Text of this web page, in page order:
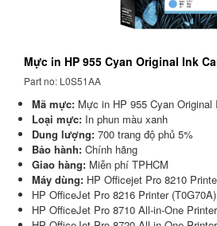
Mực in HP 955 Cyan Original Ink
Part no: L0S51AA
Mã mực: Mực in HP 955 Cyan Original
Loại mực: In phun màu xanh
Dung lượng: 700 trang độ phủ 5%
Bảo hành: Chính hãng
Giao hàng: Miễn phí TPHCM
Máy dùng: HP Officejet Pro 8210
HP OfficeJet Pro 8216 Printer (T0G70A)
HP OfficeJet Pro 8710 All-in-One